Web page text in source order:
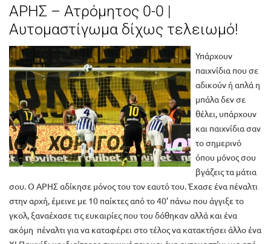
ΑΡΗΣ – Ατρόμητος 0-0 |
Αυτομαστίγωμα δίχως τελειωμό!
Υπάρχουν
παιχνίδια που σε
αδικούν ή απλά η
μπάλα δεν σε
θέλει, υπάρχουν
και παιχνίδια σαν
το σημερινό
όπου μόνος σου
βγάζεις τα μάτια
σου. Ο ΑΡΗΣ αδίκησε μόνος του τον εαυτό του. Έχασε ένα πέναλτι
στην αρχή, έμεινε με 10 παίκτες από το 40’ πάνω που άγγιξε το
γκολ, ξαναέχασε τις ευκαιρίες που του δόθηκαν αλλά και ένα
ακόμη πέναλτι για να καταφέρει στο τέλος να κατακτήσει άλλο ένα